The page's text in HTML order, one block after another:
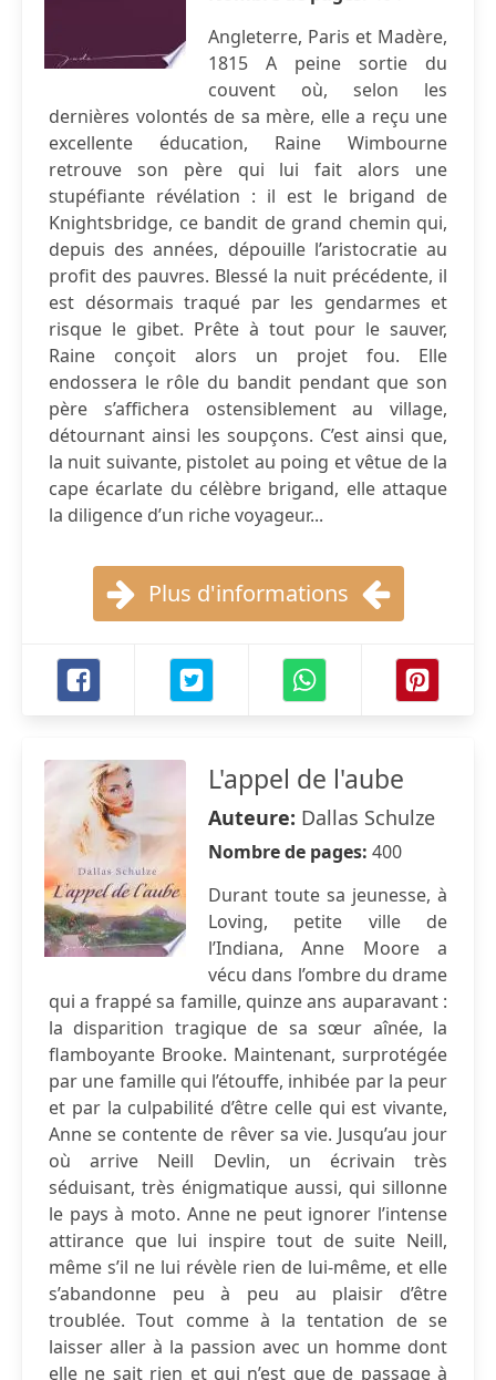
Angleterre, Paris et Madère,
1815 A peine sortie du
couvent où, selon les
dernières volontés de sa mère, elle a reçu une
excellente éducation, Raine Wimbourne
retrouve son père qui lui fait alors une
stupéfiante révélation : il est le brigand de
Knightsbridge, ce bandit de grand chemin qui,
depuis des années, dépouille l’aristocratie au
profit des pauvres. Blessé la nuit précédente, il
est désormais traqué par les gendarmes et
risque le gibet. Prête à tout pour le sauver,
Raine conçoit alors un projet fou. Elle
endossera le rôle du bandit pendant que son
père s’affichera ostensiblement au village,
détournant ainsi les soupçons. C’est ainsi que,
la nuit suivante, pistolet au poing et vêtue de la
cape écarlate du célèbre brigand, elle attaque
la diligence d’un riche voyageur...
Plus d'informations
L'appel de l'aube
Auteure: Dallas Schulze
Nombre de pages: 400
Durant toute sa jeunesse, à
Loving, petite ville de
l’Indiana, Anne Moore a
vécu dans l’ombre du drame
qui a frappé sa famille, quinze ans auparavant :
la disparition tragique de sa sœur aînée, la
flamboyante Brooke. Maintenant, surprotégée
par une famille qui l’étouffe, inhibée par la peur
et par la culpabilité d’être celle qui est vivante,
Anne se contente de rêver sa vie. Jusqu’au jour
où arrive Neill Devlin, un écrivain très
séduisant, très énigmatique aussi, qui sillonne
le pays à moto. Anne ne peut ignorer l’intense
attirance que lui inspire tout de suite Neill,
même s’il ne lui révèle rien de lui-même, et elle
s’abandonne peu à peu au plaisir d’être
troublée. Tout comme à la tentation de se
laisser aller à la passion avec un homme dont
elle ne sait rien et qui n’est que de passage à